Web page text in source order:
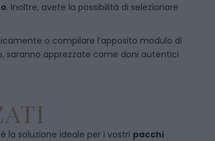
. Inoltre, avete la possibilità di selezionare
o compilare l’apposito modulo di
saranno apprezzate come doni autentici
la soluzione ideale per i vostri pacchi